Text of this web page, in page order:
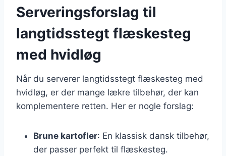
Serveringsforslag til
langtidsstegt flæskesteg
med hvidløg
Når du serverer langtidsstegt flæskesteg med
hvidløg, er der mange lækre tilbehør, der kan
komplementere retten. Her er nogle forslag:
Brune kartofler: En klassisk dansk tilbehør,
der passer perfekt til flæskesteg.